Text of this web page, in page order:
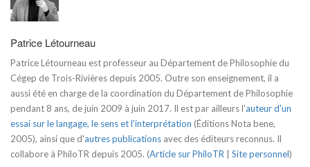
Patrice Létourneau
Patrice Létourneau est professeur au Département de Philosophie du
Cégep de Trois-Rivières depuis 2005. Outre son enseignement, il a
aussi été en charge de la coordination du Département de Philosophie
pendant 8 ans, de juin 2009 à juin 2017. Il est par ailleurs l'auteur d'un
essai sur le langage, le sens et l'interprétation (Éditions Nota bene,
2005), ainsi que d'autres publications avec des éditeurs reconnus. Il
collabore à PhiloTR depuis 2005. (Article sur PhiloTR Site personnel)